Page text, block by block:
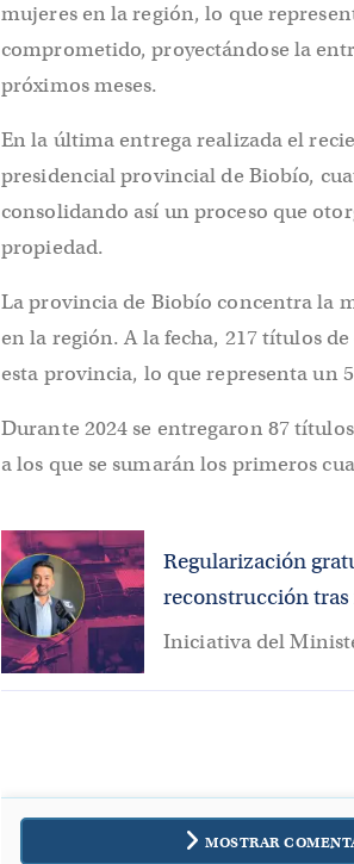
mujeres en la región, lo que
comprometido, proyectándose la
próximos meses.
En la última entrega realizada el
presidencial provincial de Biobío,
consolidando así un proceso que
propiedad.
La provincia de Biobío concentra la
en la región. A la fecha, 217 títulos
esta provincia, lo que representa un
Durante 2024 se entregaron 87
a los que se sumarán los primeros
Regularización
reconstrucción
Iniciativa del
MOSTRAR